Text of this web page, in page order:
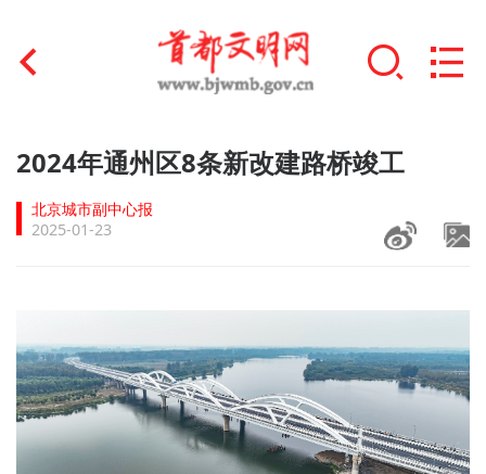
首页
文明创建
+
未成年人思想道德建设
榜样人物
+
身边好人
2024年通州区8条新改建路桥竣工
北京城市副中心报
2025-01-23